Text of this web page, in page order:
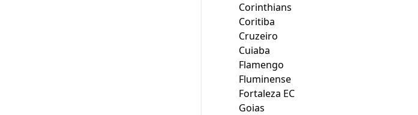
Corinthians
Coritiba
Cruzeiro
Cuiaba
Flamengo
Fluminense
Fortaleza EC
Goias